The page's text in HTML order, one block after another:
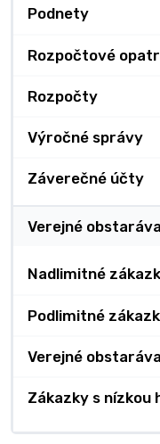
Podnety
Rozpočtové
Rozpočty
Výročné správy
Záverečné účty
Verejné
Nadlimitné
Podlimitné
Verejné
Zákazky s nízkou